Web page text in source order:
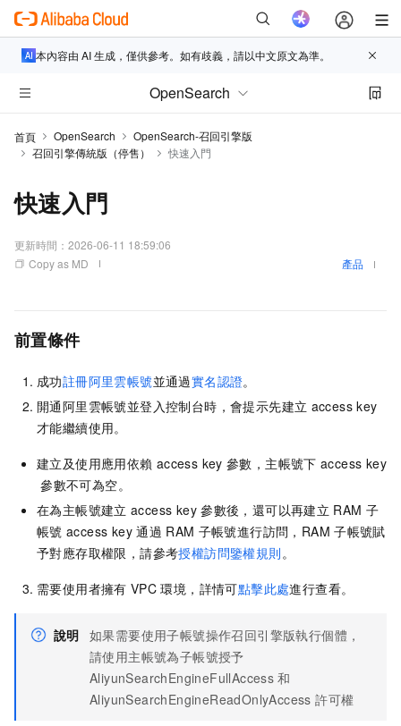
本內容由 AI 生成，僅供參考。如有歧義，請以中文原文為準。
OpenSearch
首頁 OpenSearch
OpenSearch-召回引擎版
召回引擎傳統版（停售）
快速入門
快速入門
更新時間： 2026-06-11 18:59:06
Copy as MD
產品
前置條件
成功註冊阿里雲帳號並通過實名認證。
開通阿里雲帳號並登入控制台時，會提示先建立 access key
才能繼續使用。
建立及使用應用依賴 access key 參數，主帳號下 access key
參數不可為空。
在為主帳號建立 access key 參數後，還可以再建立 RAM 子
帳號 access key 通過 RAM 子帳號進行訪問，RAM 子帳號賦
予對應存取權限，請參考授權訪問鑒權規則。
需要使用者擁有 VPC 環境，詳情可點擊此處進行查看。
說明 如果需要使用子帳號操作召回引擎版執行個體，
請使用主帳號為子帳號授予
AliyunSearchEngineFullAccess 和
AliyunSearchEngineReadOnlyAccess 許可權